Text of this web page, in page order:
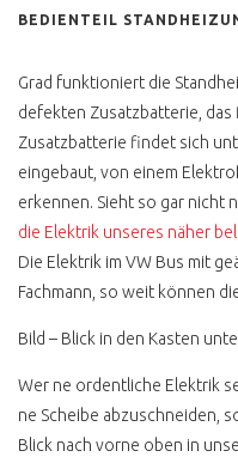
T2 3 PUNKTGURTE
T2 HOCHDACH
NACHRÜSTEN
FLUGZEUGMOTOR
BUS T2
ROST &
T2 ROST
RESTAURIERUNG
T2 KONSERVIEREN
MIKE SANDERS
BEDIENTEIL
Grad funktioniert die
defekten Zusatzbatterie,
Zusatzbatterie findet sich
eingebaut, von einem
erkennen. Sieht so gar nicht
die Elektrik unseres näher
Die Elektrik im VW Bus mit
Fachmann, so weit können
Bild – Blick in den Kasten
Wer ne ordentliche Elektrik
ne Scheibe abzuschneiden,
Blick nach vorne oben in